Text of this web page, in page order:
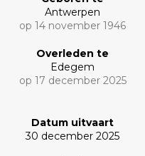
Antwerpen
op 14 november 1946
Overleden te
Edegem
op 17 december 2025
Datum uitvaart
30 december 2025